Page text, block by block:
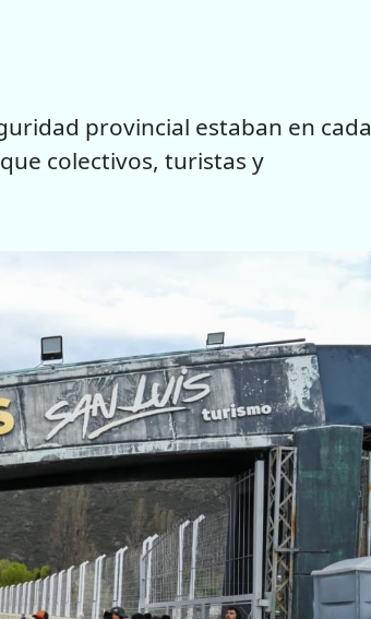
provincial estaban en cada
colectivos, turistas y